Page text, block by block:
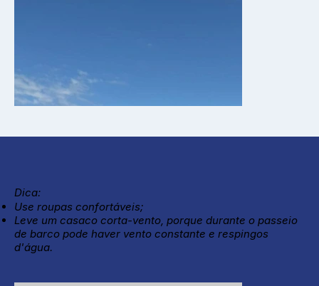
Dica:
Use roupas confortáveis;
Leve um casaco corta-vento, porque durante o passeio
de barco pode haver vento constante e respingos
d'água.